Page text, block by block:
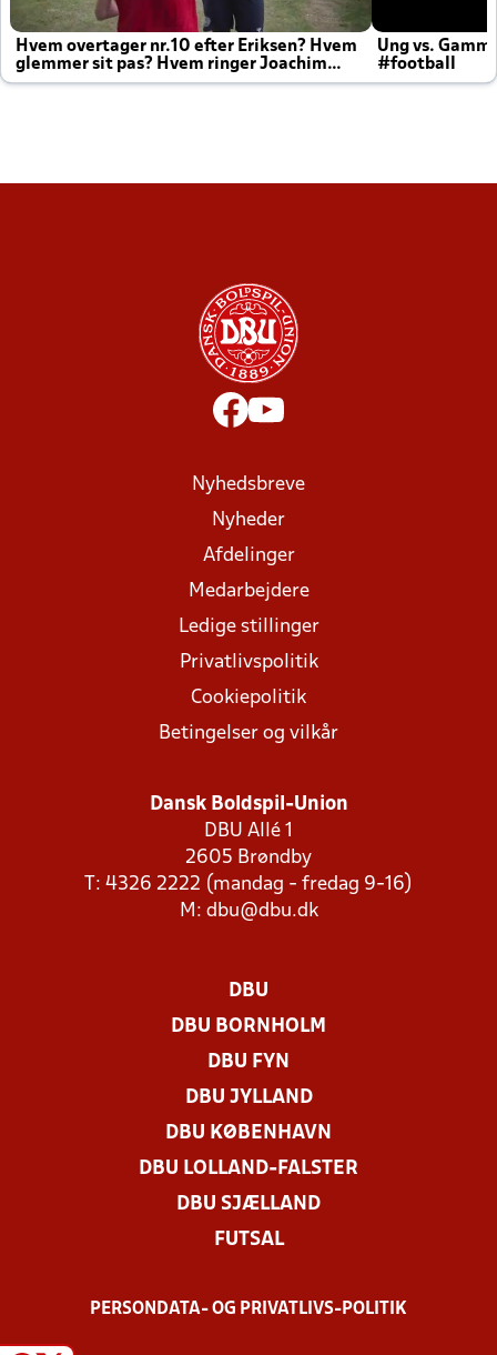
Hvem overtager nr.10 efter Eriksen? Hvem
glemmer sit pas? Hvem ringer Joachim
altid til efter kampe?
Ung vs.
#football
Nyhedsbreve
Nyheder
Afdelinger
Medarbejdere
Ledige stillinger
Privatlivspolitik
Cookiepolitik
Betingelser og vilkår
Dansk Boldspil-Union
DBU Allé 1
2605 Brøndby
T: 4326 2222 (mandag - fredag 9-16)
M: dbu@dbu.dk
DBU
DBU BORNHOLM
DBU FYN
DBU JYLLAND
DBU KØBENHAVN
DBU LOLLAND-FALSTER
DBU SJÆLLAND
FUTSAL
PERSONDATA- OG PRIVATLIVS-POLITIK